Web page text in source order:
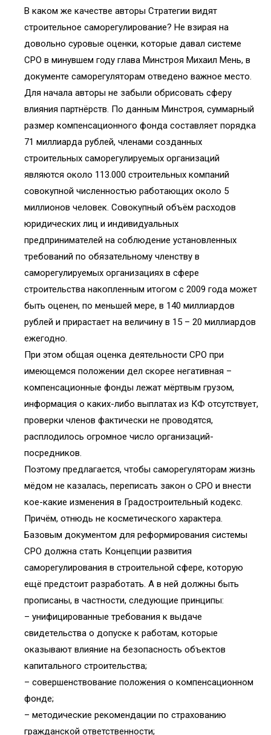
В каком же качестве авторы Стратегии видят
строительное саморегулирование? Не взирая на
довольно суровые оценки, которые давал системе
СРО в минувшем году глава Минстроя Михаил Мень, в
документе саморегуляторам отведено важное место.
Для начала авторы не забыли обрисовать сферу
влияния партнёрств. По данным Минстроя, суммарный
размер компенсационного фонда составляет порядка
71 миллиарда рублей, членами созданных
строительных саморегулируемых организаций
являются около 113.000 строительных компаний
совокупной численностью работающих около 5
миллионов человек. Совокупный объём расходов
юридических лиц и индивидуальных
предпринимателей на соблюдение установленных
требований по обязательному членству в
саморегулируемых организациях в сфере
строительства накопленным итогом с 2009 года может
быть оценен, по меньшей мере, в 140 миллиардов
рублей и прирастает на величину в 15 – 20 миллиардов
ежегодно.
При этом общая оценка деятельности СРО при
имеющемся положении дел скорее негативная –
компенсационные фонды лежат мёртвым грузом,
информация о каких-либо выплатах из КФ отсутствует,
проверки членов фактически не проводятся,
расплодилось огромное число организаций-
посредников.
Поэтому предлагается, чтобы саморегуляторам жизнь
мёдом не казалась, переписать закон о СРО и внести
кое-какие изменения в Градостроительный кодекс.
Причём, отнюдь не косметического характера.
Базовым документом для реформирования системы
СРО должна стать Концепции развития
саморегулирования в строительной сфере, которую
ещё предстоит разработать. А в ней должны быть
прописаны, в частности, следующие принципы:
– унифицированные требования к выдаче
свидетельства о допуске к работам, которые
оказывают влияние на безопасность объектов
капитального строительства;
– совершенствование положения о компенсационном
фонде;
– методические рекомендации по страхованию
гражданской ответственности;